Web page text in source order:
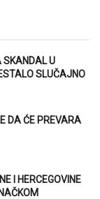
SKANDAL U
SLUČAJNO
DA ĆE PREVARA
I HERCEGOVINE